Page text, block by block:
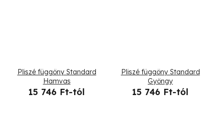
Pliszé függöny Standard
Hamvas
15 746 Ft-tól
Pliszé függöny Standard
Gyöngy
15 746 Ft-tól